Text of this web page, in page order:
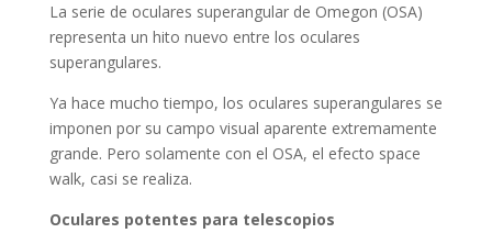
La serie de oculares superangular de Omegon (OSA)
representa un hito nuevo entre los oculares
superangulares.
Ya hace mucho tiempo, los oculares superangulares se
imponen por su campo visual aparente extremamente
grande. Pero solamente con el OSA, el efecto space
walk, casi se realiza.
Oculares potentes para telescopios